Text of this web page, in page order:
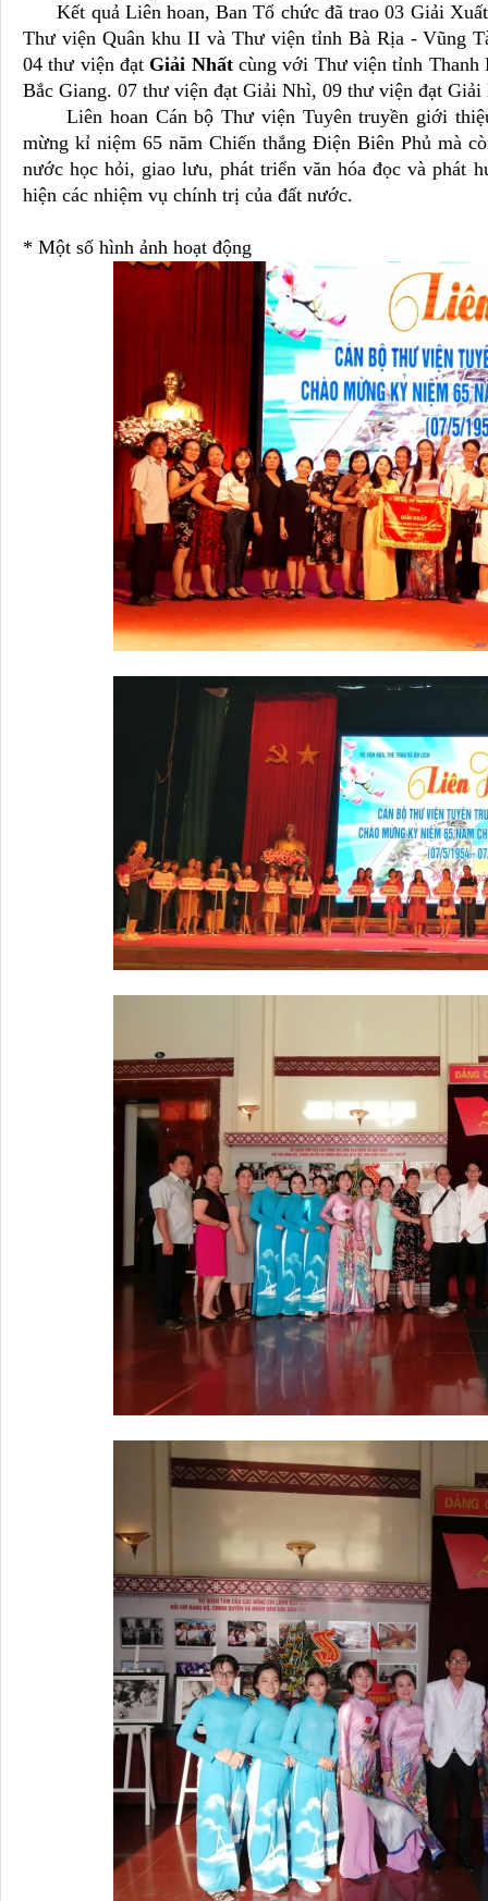
Kết quả Liên hoan, Ban Tổ chức đã trao 03 Giải
Thư viện Quân khu II và Thư viện tỉnh Bà Rịa - Vũng
04 thư viện đạt Giải Nhấtcùng với Thư viện tỉnh Thanh
Bắc Giang. 07 thư viện đạt Giải Nhì, 09 thư viện đạt
Liên hoan Cán bộ Thư viện Tuyên truyền giới
mừng kỉ niệm 65 năm Chiến thắng Điện Biên Phủ mà
nước học hỏi, giao lưu, phát triển văn hóa đọc và phát
hiện các nhiệm vụ chính trị của đất nước.
* Một số hình ảnh hoạt động